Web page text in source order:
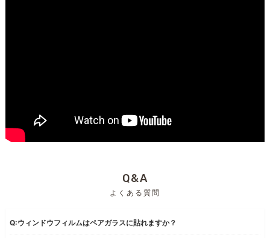
Q&A
よくある質問
Q:ウィンドウフィルムはペアガラスに貼れますか？